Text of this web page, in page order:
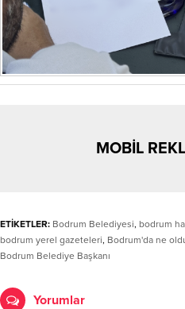
MOBİL
ETİKETLER: Bodrum Belediyesi, bodrum
bodrum yerel gazeteleri, Bodrum'da ne
Bodrum Belediye Başkanı
Yorumlar